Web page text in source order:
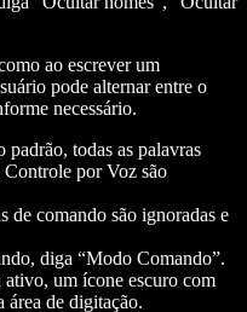
ao escrever um
pode alternar entre o
necessário.
todas as palavras
Controle por Voz são
de comando são ignoradas e
diga “Modo Comando”.
um ícone escuro com
área de digitação.